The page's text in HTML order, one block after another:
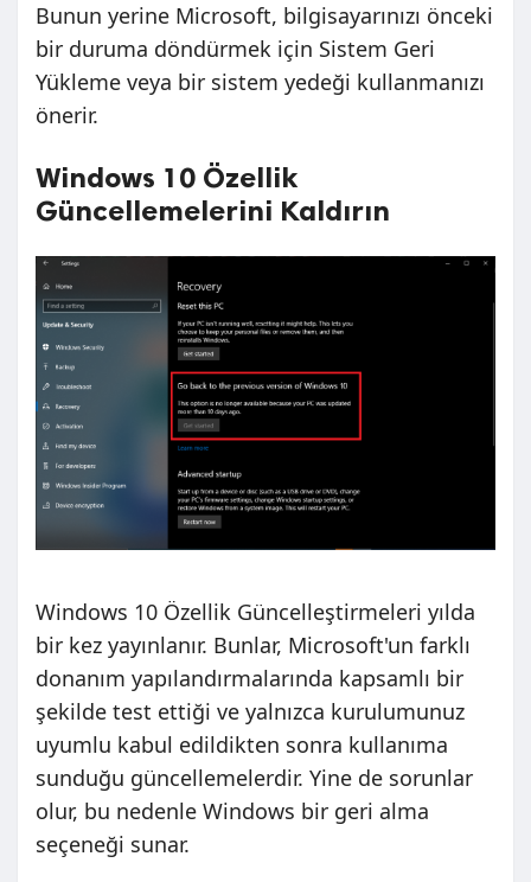
Bunun yerine Microsoft, bilgisayarınızı önceki
bir duruma döndürmek için Sistem Geri
Yükleme veya bir sistem yedeği kullanmanızı
önerir.
Windows 10 Özellik
Güncellemelerini Kaldırın
Windows 10 Özellik Güncelleştirmeleri yılda
bir kez yayınlanır. Bunlar, Microsoft'un farklı
donanım yapılandırmalarında kapsamlı bir
şekilde test ettiği ve yalnızca kurulumunuz
uyumlu kabul edildikten sonra kullanıma
sunduğu güncellemelerdir. Yine de sorunlar
olur, bu nedenle Windows bir geri alma
seçeneği sunar.